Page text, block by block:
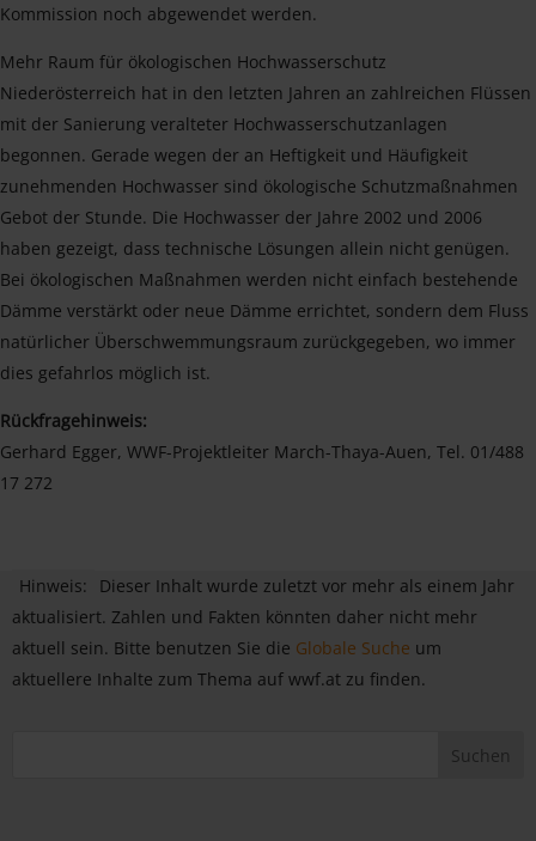
Kommission noch abgewendet werden.
Mehr Raum für ökologischen Hochwasserschutz
Niederösterreich hat in den letzten Jahren an zahlreichen Flüssen
mit der Sanierung veralteter Hochwasserschutzanlagen
begonnen. Gerade wegen der an Heftigkeit und Häufigkeit
zunehmenden Hochwasser sind ökologische Schutzmaßnahmen
Gebot der Stunde. Die Hochwasser der Jahre 2002 und 2006
haben gezeigt, dass technische Lösungen allein nicht genügen.
Bei ökologischen Maßnahmen werden nicht einfach bestehende
Dämme verstärkt oder neue Dämme errichtet, sondern dem Fluss
natürlicher Überschwemmungsraum zurückgegeben, wo immer
dies gefahrlos möglich ist.
Rückfragehinweis:
Gerhard Egger, WWF-Projektleiter March-Thaya-Auen, Tel. 01/488
17 272
Hinweis:
Dieser Inhalt wurde zuletzt vor mehr als einem Jahr
aktualisiert. Zahlen und Fakten könnten daher nicht mehr
aktuell sein. Bitte benutzen Sie die Globale Suche um
aktuellere Inhalte zum Thema auf wwf.at zu finden.